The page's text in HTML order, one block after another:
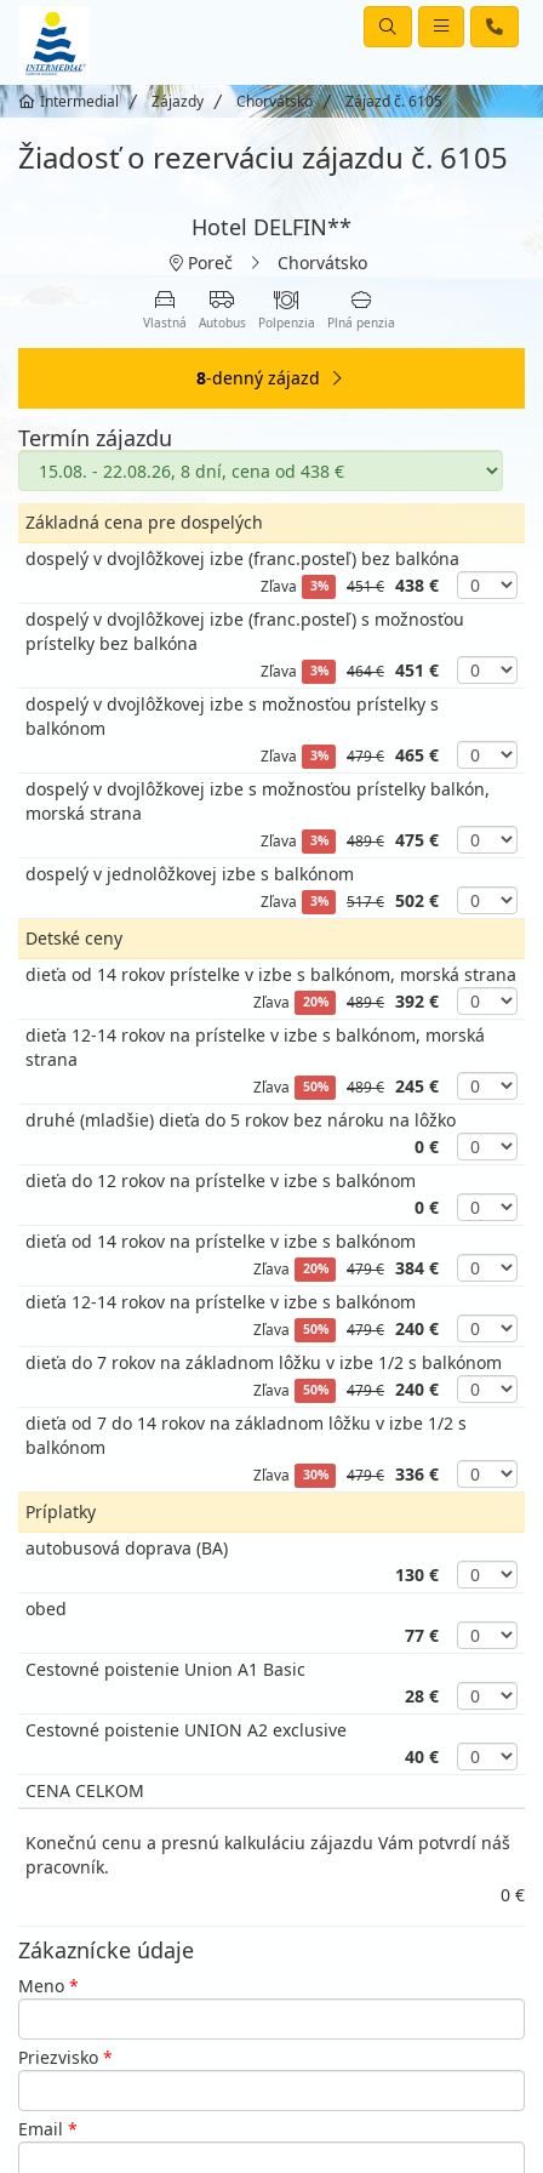
Intermedial Zájazdy Chorvátsko Zájazd č. 6105
Žiadosť o rezerváciu zájazdu č. 6105
Hotel DELFIN**
Poreč Chorvátsko
Vlastná Autobus Polpenzia Plná penzia
8-denný zájazd
Termín zájazdu
Základná cena pre dospelých
dospelý v dvojlôžkovej izbe (franc.posteľ) bez balkóna
Zľava 3% 451 € 438 €
dospelý v dvojlôžkovej izbe (franc.posteľ) s možnosťou
prístelky bez balkóna
Zľava 3% 464 € 451 €
dospelý v dvojlôžkovej izbe s možnosťou prístelky s
balkónom
Zľava 3% 479 € 465 €
dospelý v dvojlôžkovej izbe s možnosťou prístelky balkón,
morská strana
Zľava 3% 489 € 475 €
dospelý v jednolôžkovej izbe s balkónom
Zľava 3% 517 € 502 €
Detské ceny
dieťa od 14 rokov prístelke v izbe s balkónom, morská strana
Zľava 20% 489 € 392 €
dieťa 12-14 rokov na prístelke v izbe s balkónom, morská
strana
Zľava 50% 489 € 245 €
druhé (mladšie) dieťa do 5 rokov bez nároku na lôžko
0 €
dieťa do 12 rokov na prístelke v izbe s balkónom
0 €
dieťa od 14 rokov na prístelke v izbe s balkónom
Zľava 20% 479 € 384 €
dieťa 12-14 rokov na prístelke v izbe s balkónom
Zľava 50% 479 € 240 €
dieťa do 7 rokov na základnom lôžku v izbe 1/2 s balkónom
Zľava 50% 479 € 240 €
dieťa od 7 do 14 rokov na základnom lôžku v izbe 1/2 s
balkónom
Zľava 30% 479 € 336 €
Príplatky
autobusová doprava (BA)
130 €
obed
77 €
Cestovné poistenie Union A1 Basic
28 €
Cestovné poistenie UNION A2 exclusive
40 €
CENA CELKOM
Konečnú cenu a presnú kalkuláciu zájazdu Vám potvrdí náš
pracovník.
0 €
Zákaznícke údaje
Meno *
Priezvisko *
Email *